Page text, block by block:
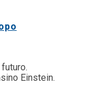
Einstein.